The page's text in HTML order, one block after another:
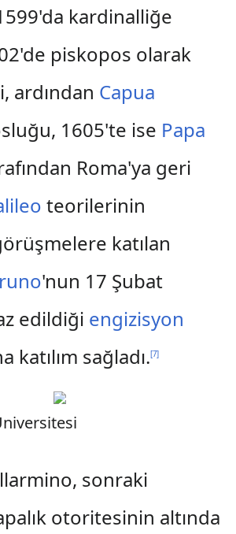
kardinalliğe
piskopos olarak
ardından Capua
1605'te ise Papa
Roma'ya geri
teorilerinin
katılan
'nun 17 Şubat
edildiği engizisyon
katılım sağladı.[7]
sonraki
otoritesinin altında